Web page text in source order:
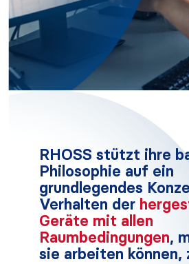
RHOSS stützt ihre
Philosophie auf ein
grundlegendes
Verhalten der
Geräte mit allen
Raumbedingungen,
sie arbeiten können,